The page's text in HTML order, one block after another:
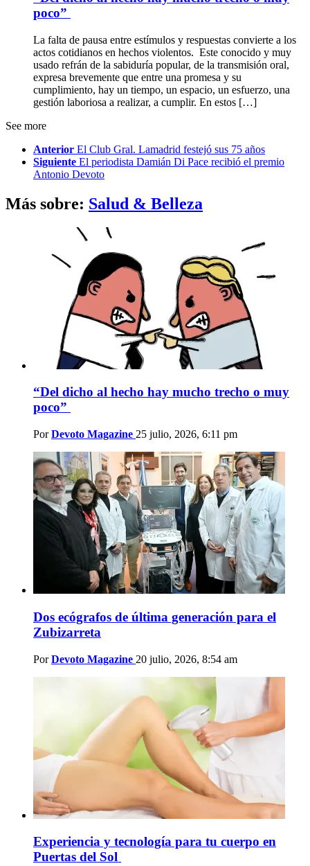
poco”
La falta de pausa entre estímulos y respuestas convierte a los
actos cotidianos en hechos violentos. Este conocido y muy
usado refrán de la sabiduría popular, de la transmisión oral,
expresa brevemente que entre una promesa y su
cumplimiento, hay un tiempo, un espacio, un esfuerzo, una
gestión laboriosa a realizar, a cumplir. En estos […]
See more
Anterior El Club Gral. Lamadrid festejó sus 75 años
Siguiente El periodista Damián Di Pace recibió el premio
Antonio Devoto
Más sobre: Salud & Belleza
“Del dicho al hecho hay mucho trecho o muy
poco”
Por Devoto Magazine 25 julio, 2026, 6:11 pm
Dos ecógrafos de última generación para el
Zubizarreta
Por Devoto Magazine 20 julio, 2026, 8:54 am
Experiencia y tecnología para tu cuerpo en
Puertas del Sol